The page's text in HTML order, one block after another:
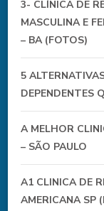
3- CLÍNICA DE
MASCULINA E
– BA (FOTOS)
5
DEPENDENTES
A MELHOR
– SÃO PAULO
A1 CLINICA DE
AMERICANA SP